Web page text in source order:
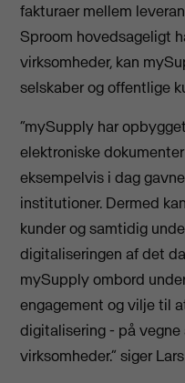
fakturaer mellem
Sproom hovedsageligt
virksomheder, kan
selskaber og offentlige
“mySupply har
elektroniske
eksempelvis i dag
institutioner. Dermed
kunder og samtidig
digitaliseringen af det
mySupply ombord
engagement og vilje til
digitalisering - på
virksomheder.” siger